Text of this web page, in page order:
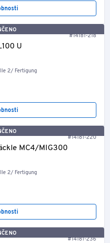
#14181-218
U
2/ Fertigung
#14181-220
MC4/MIG300
2/ Fertigung
#14181-236